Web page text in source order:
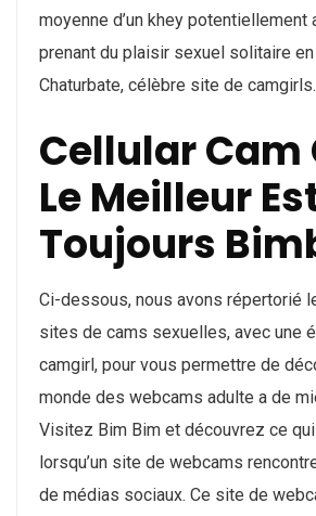
moyenne d’un khey potentiellement
prenant du plaisir sexuel solitaire
Chaturbate, célèbre site de camgirls.
Cellular Cam
Le Meilleur
Toujours
Ci-dessous, nous avons répertorié
sites de cams sexuelles, avec une
camgirl, pour vous permettre de
monde des webcams adulte a de
Visitez Bim Bim et découvrez ce
lorsqu’un site de webcams
de médias sociaux. Ce site de